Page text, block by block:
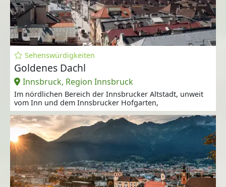
Sehenswürdigkeiten
Goldenes Dachl
Innsbruck, Region Innsbruck
Im nördlichen Bereich der Innsbrucker Altstadt, unweit
vom Inn und dem Innsbrucker Hofgarten,